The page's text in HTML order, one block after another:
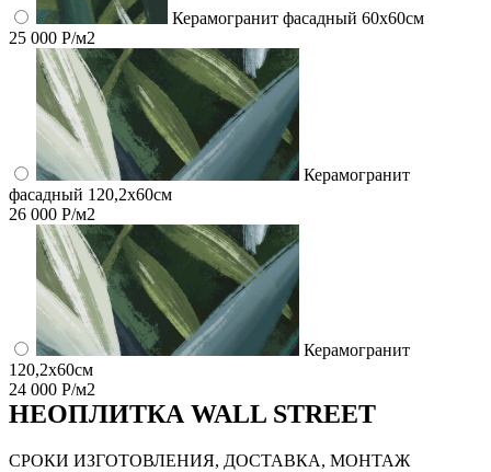
Керамогранит фасадный 60x60см
25 000 Р/м2
Керамогранит
фасадный 120,2x60см
26 000 Р/м2
Керамогранит
120,2x60см
24 000 Р/м2
НЕОПЛИТКА WALL STREET
СРОКИ ИЗГОТОВЛЕНИЯ, ДОСТАВКА, МОНТАЖ